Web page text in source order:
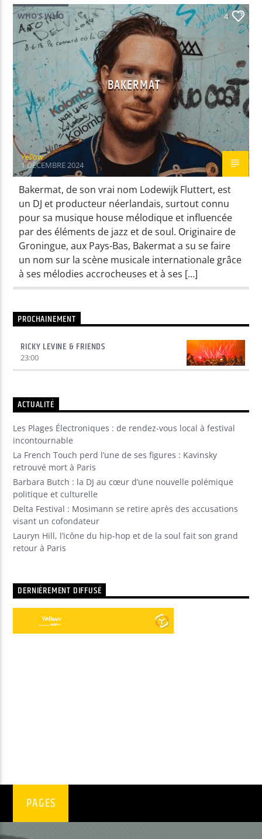
EN CE MOMENT
ATMOSPHERE
FISHER / KITA ALEXANDE
EMISSION EN COURS
NON-STOP MUSIC
21:00 22:59
UPCOMING SHOW
RICKY LEVINE & FRIENDS
23:00 23:59
Yellow Radio
Yellow Riviera
WHO'S WHO 4
BAKERMAT
Yellow
1 DÉCEMBRE 2024
Bakermat, de son vrai nom Lodewijk Fluttert, est
un DJ et producteur néerlandais, surtout connu
pour sa musique house mélodique et influencée
par des éléments de jazz et de soul. Originaire de
Groningue, aux Pays-Bas, Bakermat a su se faire
un nom sur la scène musicale internationale grâce
à ses mélodies accrocheuses et à ses […]
PROCHAINEMENT
RICKY LEVINE & FRIENDS
23:00
ACTUALITÉ
Les Plages Électroniques : de rendez-vous local à festival
incontournable
La French Touch perd l’une de ses figures : Kavinsky
retrouvé mort à Paris
Barbara Butch : la DJ au cœur d’une nouvelle polémique
politique et culturelle
Delta Festival : Mosimann se retire après des accusations
visant un cofondateur
Lauryn Hill, l’icône du hip-hop et de la soul fait son grand
retour à Paris
DERNIÈREMENT DIFFUSÉ
PAGES